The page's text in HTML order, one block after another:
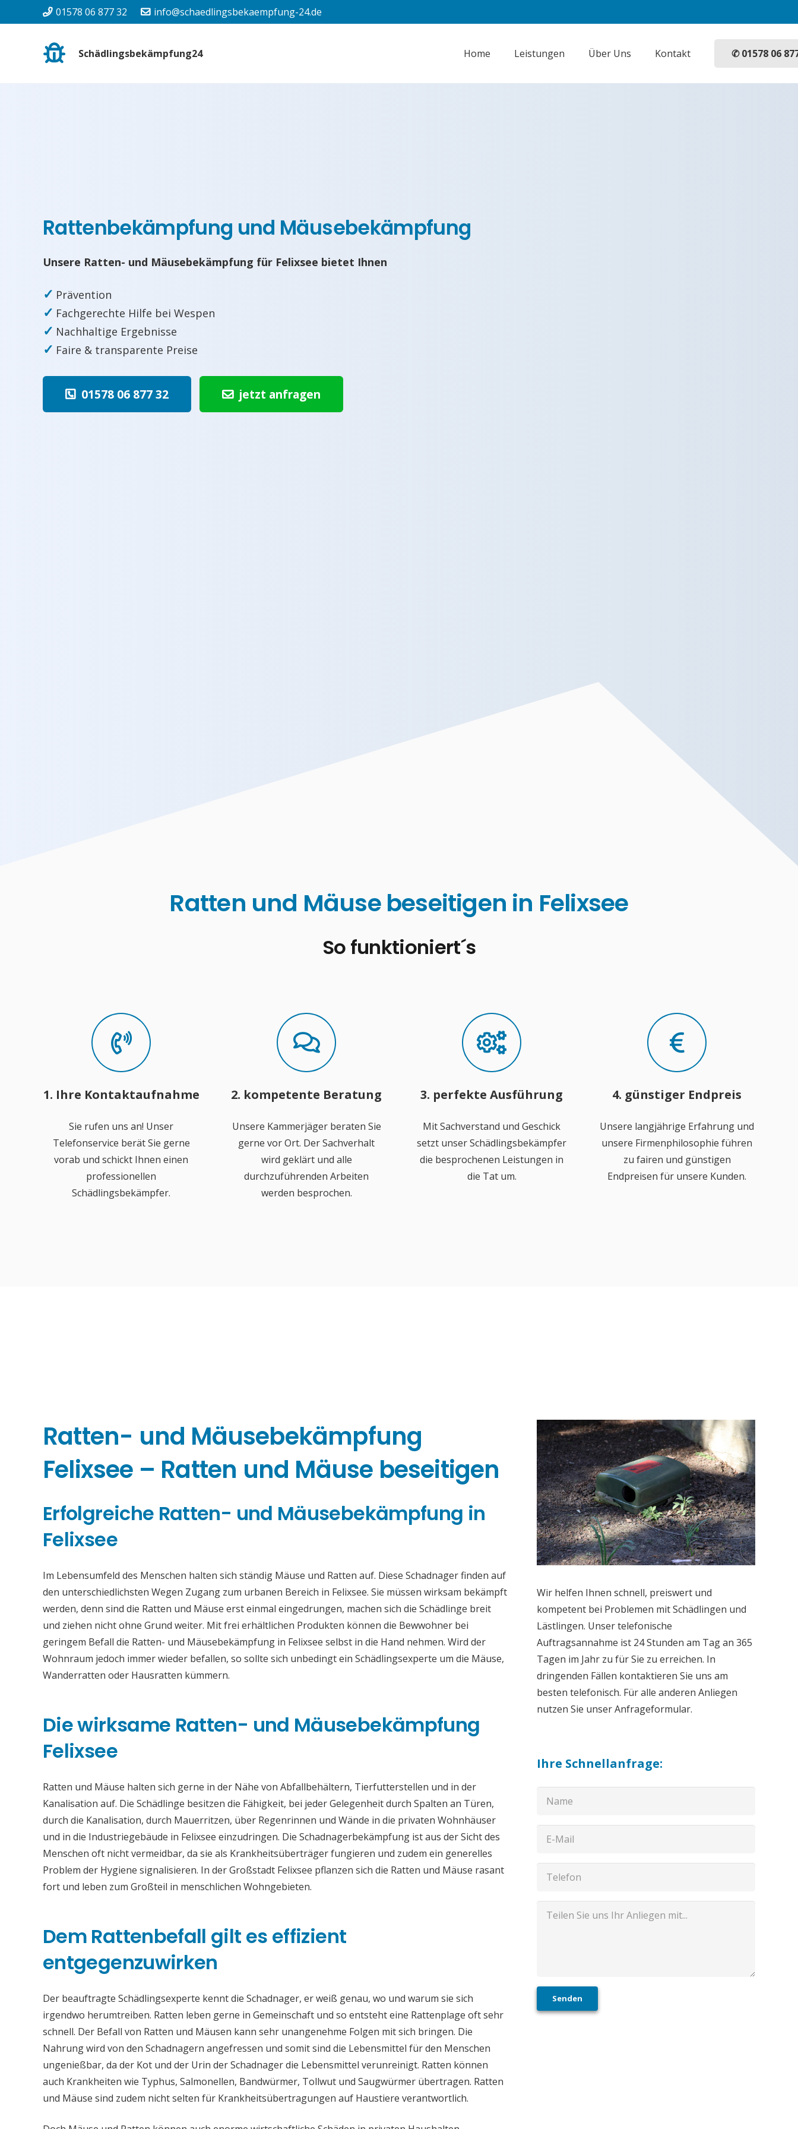
01578 06 877 32 info@schaedlingsbekaempfung-24.de
Schädlingsbekämpfung24 Home Leistungen Über Uns Kontakt ✆ 01578 06
Rattenbekämpfung und Mäusebekämpfung
Unsere Ratten- und Mäusebekämpfung für Felixsee bietet Ihnen
✓ Prävention
✓ Fachgerechte Hilfe bei Wespen
✓ Nachhaltige Ergebnisse
✓ Faire & transparente Preise
01578 06 877 32 jetzt anfragen
Ratten und Mäuse beseitigen in Felixsee
So funktioniert´s
1. Ihre Kontaktaufnahme
Sie rufen uns an! Unser
Telefonservice berät Sie gerne
vorab und schickt Ihnen einen
professionellen
Schädlingsbekämpfer.
2. kompetente Beratung
Unsere Kammerjäger beraten Sie
gerne vor Ort. Der Sachverhalt
wird geklärt und alle
durchzuführenden Arbeiten
werden besprochen.
3. perfekte Ausführung
Mit Sachverstand und Geschick
setzt unser Schädlingsbekämpfer
die besprochenen Leistungen in
die Tat um.
4. günstiger Endpreis
Unsere langjährige Erfahrung und
unsere Firmenphilosophie führen
zu fairen und günstigen
Endpreisen für unsere Kunden.
Ratten- und Mäusebekämpfung
Felixsee – Ratten und Mäuse beseitigen
Erfolgreiche Ratten- und Mäusebekämpfung in
Felixsee
Im Lebensumfeld des Menschen halten sich ständig Mäuse und Ratten auf. Diese Schadnager finden auf
den unterschiedlichsten Wegen Zugang zum urbanen Bereich in Felixsee. Sie müssen wirksam bekämpft
werden, denn sind die Ratten und Mäuse erst einmal eingedrungen, machen sich die Schädlinge breit
und ziehen nicht ohne Grund weiter. Mit frei erhältlichen Produkten können die Bewwohner bei
geringem Befall die Ratten- und Mäusebekämpfung in Felixsee selbst in die Hand nehmen. Wird der
Wohnraum jedoch immer wieder befallen, so sollte sich unbedingt ein Schädlingsexperte um die Mäuse,
Wanderratten oder Hausratten kümmern.
Die wirksame Ratten- und Mäusebekämpfung
Felixsee
Ratten und Mäuse halten sich gerne in der Nähe von Abfallbehältern, Tierfutterstellen und in der
Kanalisation auf. Die Schädlinge besitzen die Fähigkeit, bei jeder Gelegenheit durch Spalten an Türen,
durch die Kanalisation, durch Mauerritzen, über Regenrinnen und Wände in die privaten Wohnhäuser
und in die Industriegebäude in Felixsee einzudringen. Die Schadnagerbekämpfung ist aus der Sicht des
Menschen oft nicht vermeidbar, da sie als Krankheitsüberträger fungieren und zudem ein generelles
Problem der Hygiene signalisieren. In der Großstadt Felixsee pflanzen sich die Ratten und Mäuse rasant
fort und leben zum Großteil in menschlichen Wohngebieten.
Dem Rattenbefall gilt es effizient
entgegenzuwirken
Der beauftragte Schädlingsexperte kennt die Schadnager, er weiß genau, wo und warum sie sich
irgendwo herumtreiben. Ratten leben gerne in Gemeinschaft und so entsteht eine Rattenplage oft sehr
schnell. Der Befall von Ratten und Mäusen kann sehr unangenehme Folgen mit sich bringen. Die
Nahrung wird von den Schadnagern angefressen und somit sind die Lebensmittel für den Menschen
ungenießbar, da der Kot und der Urin der Schadnager die Lebensmittel verunreinigt. Ratten können
auch Krankheiten wie Typhus, Salmonellen, Bandwürmer, Tollwut und Saugwürmer übertragen. Ratten
und Mäuse sind zudem nicht selten für Krankheitsübertragungen auf Haustiere verantwortlich.
Wir helfen Ihnen schnell, preiswert und
kompetent bei Problemen mit Schädlingen und
Lästlingen. Unser telefonische
Auftragsannahme ist 24 Stunden am Tag an 365
Tagen im Jahr zu für Sie zu erreichen. In
dringenden Fällen kontaktieren Sie uns am
besten telefonisch. Für alle anderen Anliegen
nutzen Sie unser Anfrageformular.
Ihre Schnellanfrage:
Senden